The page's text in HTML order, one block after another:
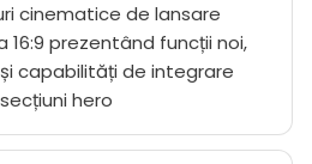
cinematice de lansare
16:9 prezentând funcții noi,
capabilități de integrare
hero